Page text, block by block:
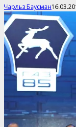
Чарльз Баусман